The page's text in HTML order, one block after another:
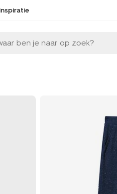
inspiratie
ben je naar op zoek?